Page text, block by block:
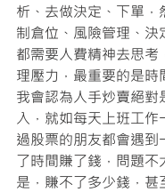
析、去做決定、下單，
制倉位、風險管理、決
都需要人費精神去思考
理壓力，最重要的是時
我會認為人手炒賣絕對
入，就如每天上班工作
過股票的朋友都會遇到
了時間賺了錢，問題不
是，賺不了多少錢，甚